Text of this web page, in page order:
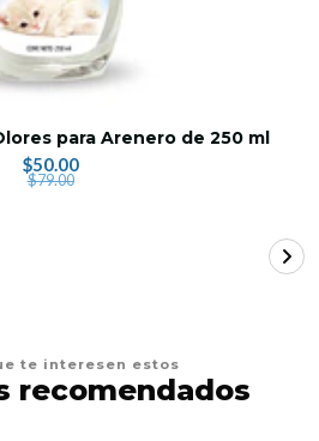
para Arenero de 250 ml
$50.00
$79.00
te interesen estos
recomendados